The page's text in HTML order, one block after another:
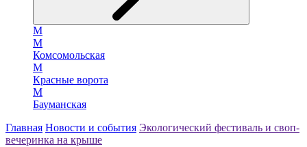
М
М
Комсомольская
М
Красные ворота
М
Бауманская
Главная Новости и события Экологический фестиваль и своп-
вечеринка на крыше